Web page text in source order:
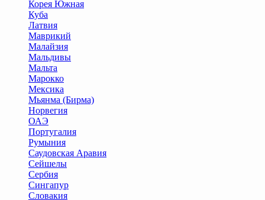
Корея Южная
Куба
Латвия
Маврикий
Малайзия
Мальдивы
Мальта
Марокко
Мексика
Мьянма (Бирма)
Норвегия
ОАЭ
Португалия
Румыния
Саудовская Аравия
Сейшелы
Сербия
Сингапур
Словакия